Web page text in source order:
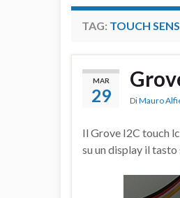
TAG: TOUCH
MAR
29 DiMauro
Il Grove I2C touch
su un display il